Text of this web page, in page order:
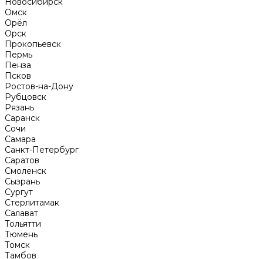
Омск
Орёл
Орск
Прокопьевск
Пермь
Пенза
Псков
Ростов-на-Дону
Рубцовск
Рязань
Саранск
Сочи
Самара
Санкт-Петербург
Саратов
Смоленск
Сызрань
Сургут
Стерлитамак
Салават
Тольятти
Тюмень
Томск
Тамбов